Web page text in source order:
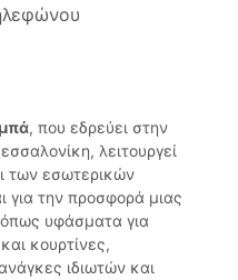
, που εδρεύει στην
λειτουργεί
των εσωτερικών
για την προσφορά μιας
υφάσματα για
κουρτίνες,
ιδιωτών και